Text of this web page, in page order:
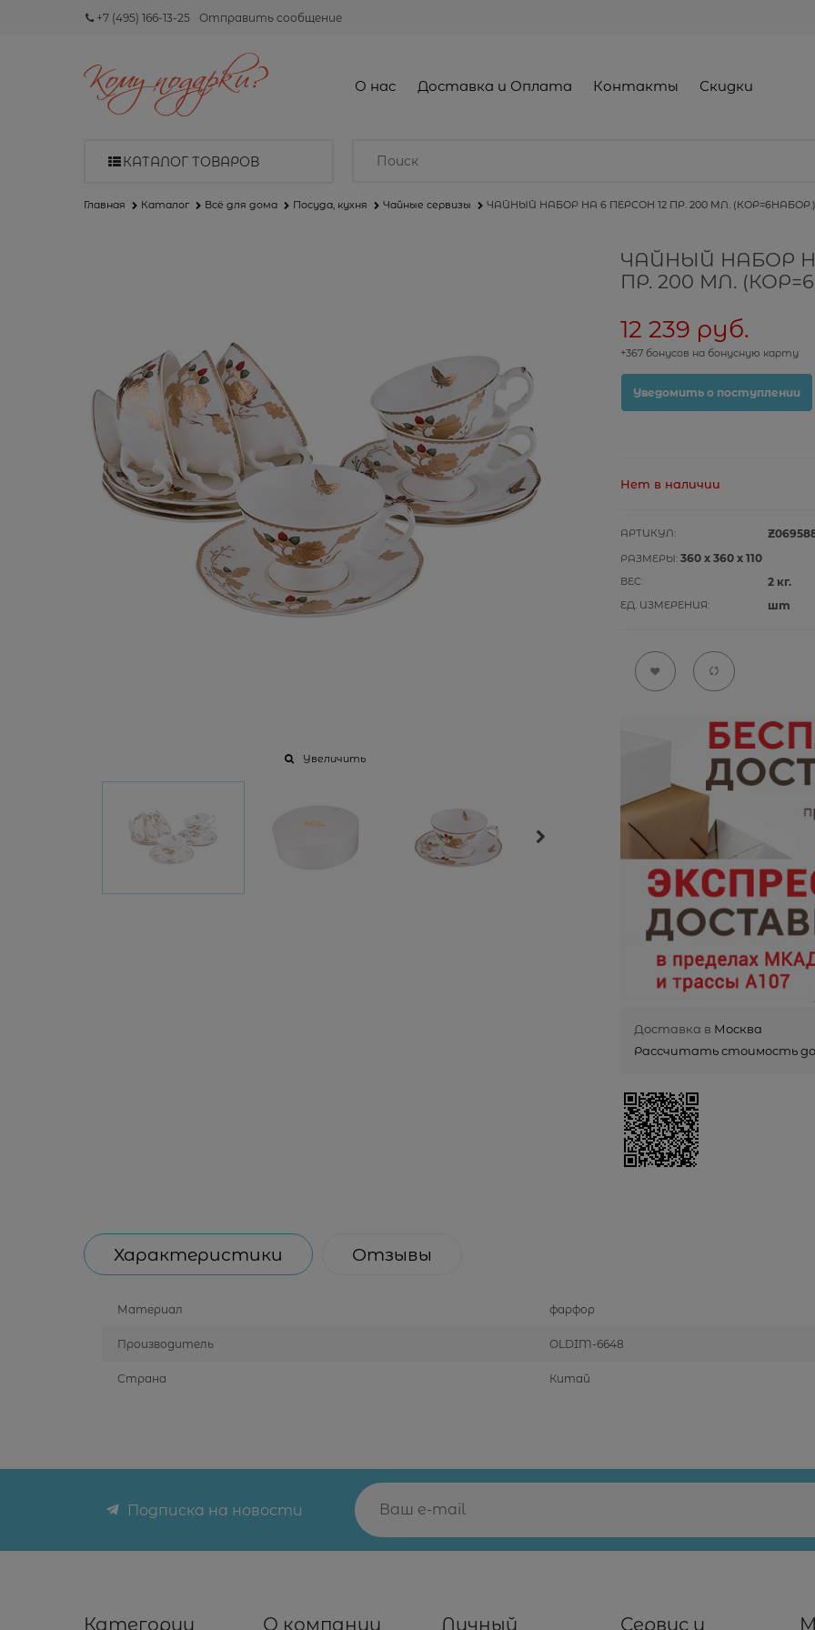
+7 (495) 166-13-25 Отправить сообщение
О нас Доставка и Оплата Контакты Скидки
КАТАЛОГ ТОВАРОВ
Главная Каталог Всё для дома Посуда, кухня Чайные сервизы ЧАЙНЫЙ НАБОР НА 6 ПЕРСОН 12 ПР. 200 МЛ. (КОР=6НАБОР.)
Увеличить
ЧАЙНЫЙ НАБОР
ПР. 200 МЛ.
12 239 руб.
+367 бонусов на бонусную карту
Уведомить о поступлении
Нет в наличии
АРТИКУЛ:
РАЗМЕРЫ: 360 x 360 x 110
ВЕС: 2кг.
ЕД. ИЗМЕРЕНИЯ: шт
Доставка в Москва
Рассчитать стоимость
Характеристики Отзывы
Материал фарфор
Производитель OLDIM-6648
Страна Китай
Подписка на новости
Категории О компании Личный Сервис и